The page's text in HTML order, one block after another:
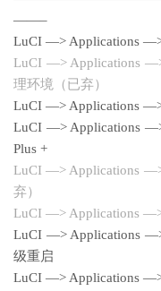
——–
LuCI —> Applications —>
LuCI —> Applications
理环境（已弃）
LuCI —> Applications
LuCI —> Applications
Plus +
LuCI —> Applications
弃）
LuCI —> Applications
LuCI —> Applications
级重启
LuCI —> Applications